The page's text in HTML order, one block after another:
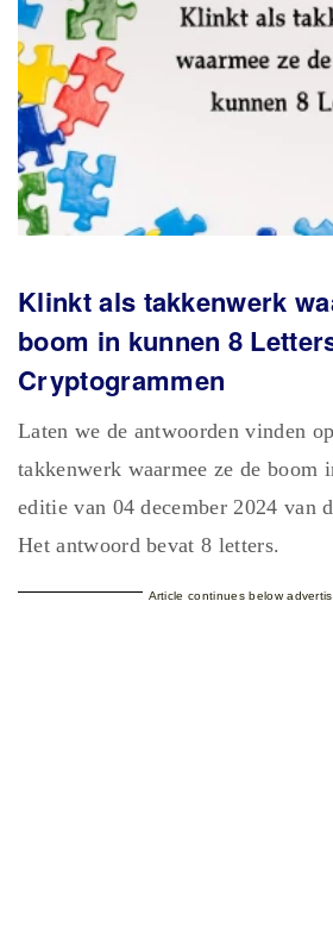
Klinkt als takkenwerk
boom in kunnen 8
Cryptogrammen
Laten we de antwoorden vinden
takkenwerk waarmee ze de boom
editie van 04 december 2024 van
Het antwoord bevat 8 letters.
Article continues below